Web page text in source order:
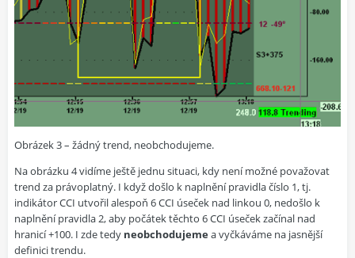
Obrázek 3 – žádný trend, neobchodujeme.
Na obrázku 4 vidíme ještě jednu situaci, kdy není možné považovat
trend za právoplatný. I když došlo k naplnění pravidla číslo 1, tj.
indikátor CCI utvořil alespoň 6 CCI úseček nad linkou 0, nedošlo k
naplnění pravidla 2, aby počátek těchto 6 CCI úseček začínal nad
hranicí +100. I zde tedy neobchodujeme a vyčkáváme na jasnější
definici trendu.